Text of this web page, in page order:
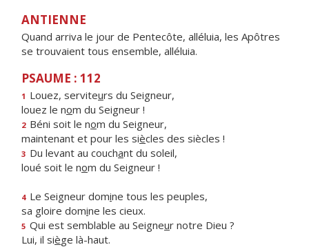
ANTIENNE
Quand arriva le jour de Pentecôte, alléluia, les Apôtres
se trouvaient tous ensemble, alléluia.
PSAUME : 112
1 Louez, serviteurs du Seigneur,
louez le nom du Seigneur !
2 Béni soit le nom du Seigneur,
maintenant et pour les siècles des siècles !
3 Du levant au couchant du soleil,
loué soit le nom du Seigneur !
4 Le Seigneur domine tous les peuples,
sa gloire domine les cieux.
5 Qui est semblable au Seigneur notre Dieu ?
Lui, il siège là-haut.